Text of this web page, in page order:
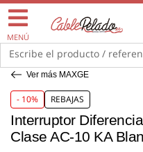
MENÚ
Escribe el producto /
Ver más MAXGE
- 10% REBAJAS
Interruptor
Clase AC-10 KA